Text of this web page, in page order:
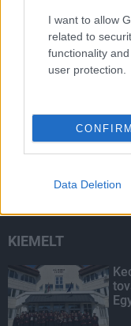
I want to allow
related to
functionality
user protection.
CONFIRM
Data Deletion
KIEMELT